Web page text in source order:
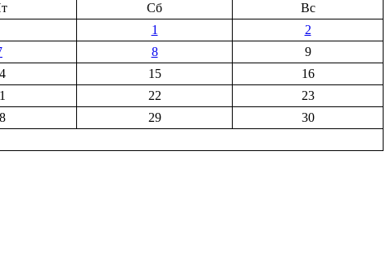
Сб
Вс
1
2
8
9
15
16
22
23
29
30